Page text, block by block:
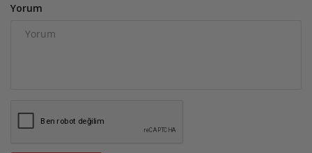
Yorum